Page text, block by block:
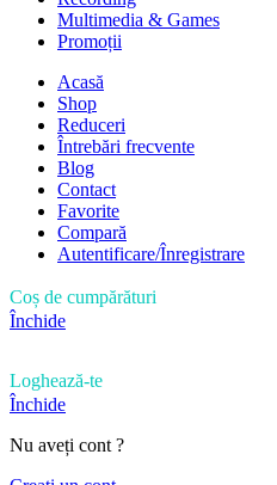
Multimedia & Games
Promoții
Acasă
Shop
Reduceri
Întrebări frecvente
Blog
Contact
Favorite
Compară
Autentificare/Înregistrare
Coș de cumpărături
Închide
Loghează-te
Închide
Nu aveți cont ?